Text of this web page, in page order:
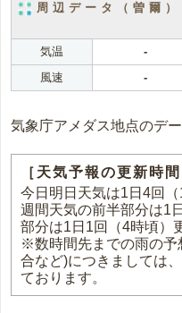
周辺データ（曽爾）
気温 -
風速
-
気象庁アメダス地点のデ
［天気予報の更新時
今日明日天気は1日4回（
週間天気の前半部分は1
部分は1日1回（4時頃）
※数時間先までの雨の予
合など)につきましては
ております。